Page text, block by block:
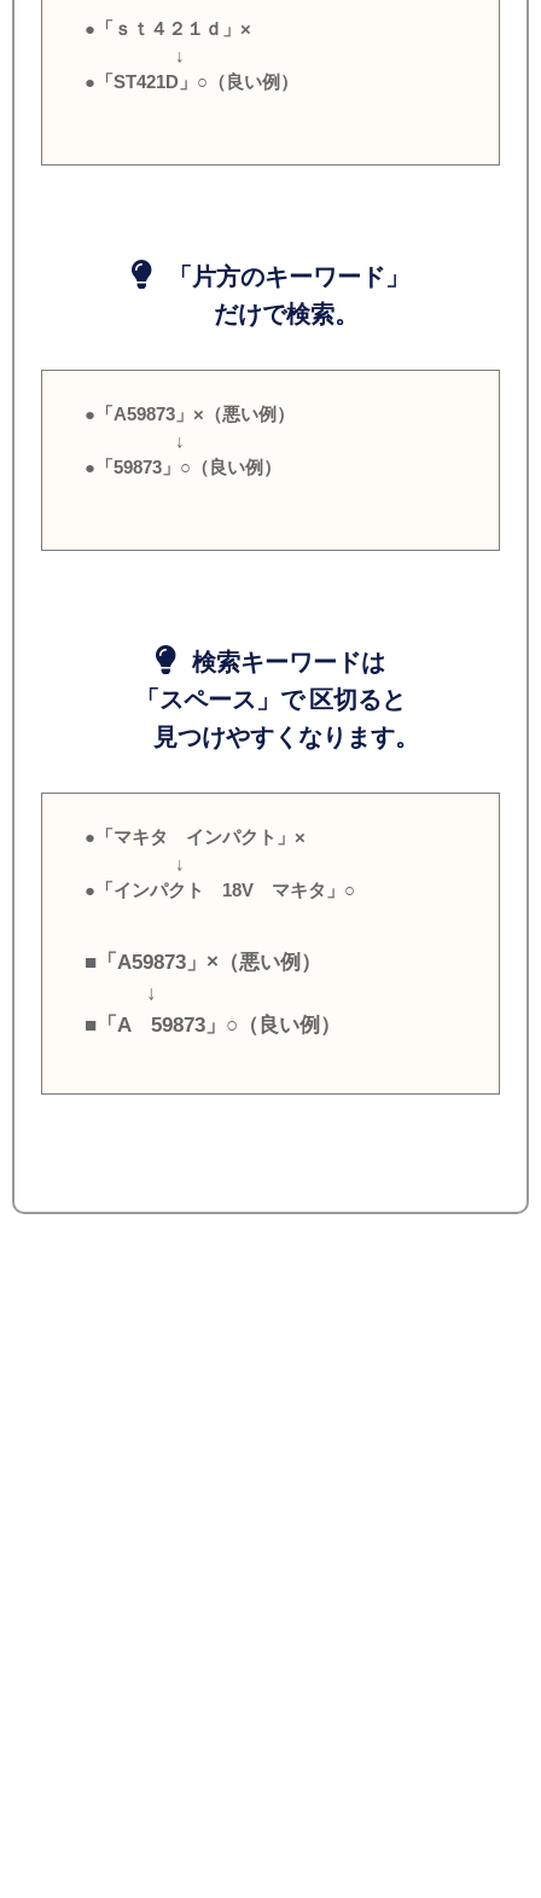
●「ｓｔ４２１ｄ」×
↓
●「ST421D」○（良い例）
「片方のキーワード」
だけで検索。
●「A59873」×（悪い例）
↓
●「59873」○（良い例）
検索キーワードは
「スペース」で 区切ると
見つけやすくなります。
●「マキタ インパクト」×
↓
●「インパクト 18V マキタ」○
■「A59873」×（悪い例）
↓
■「A 59873」○（良い例）